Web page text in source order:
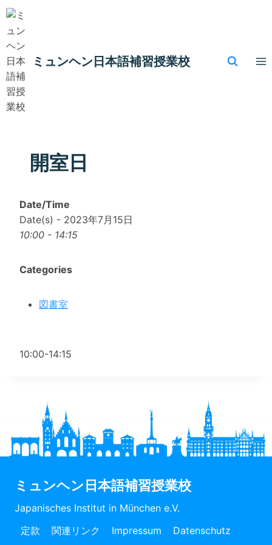
内
を
キ
ッ
プ
ミュンヘン​日本語補習授業校
開室日
Date/Time
Date(s) - 2023年7月15日
10:00 - 14:15
Categories
図書室
10:00-14:15
ミュンヘン日本語補習授業校
Japanisches Institut in München e.V.
定款
関連リンク Impressum Datenschutz